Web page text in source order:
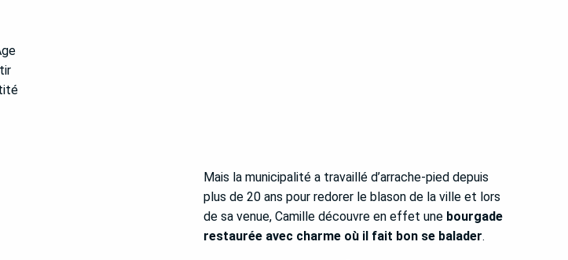
Mais la municipalité a travaillé d’arrache-pied depuis
plus de 20 ans pour redorer le blason de la ville et lors
de sa venue, Camille découvre en effet une bourgade
restaurée avec charme où il fait bon se balader.